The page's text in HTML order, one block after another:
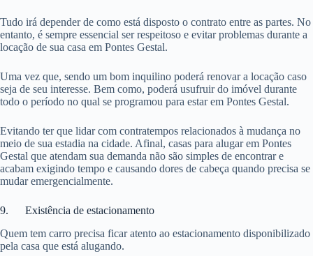
Tudo irá depender de como está disposto o contrato entre as partes. No
entanto, é sempre essencial ser respeitoso e evitar problemas durante a
locação de sua casa em Pontes Gestal.
Uma vez que, sendo um bom inquilino poderá renovar a locação caso
seja de seu interesse. Bem como, poderá usufruir do imóvel durante
todo o período no qual se programou para estar em Pontes Gestal.
Evitando ter que lidar com contratempos relacionados à mudança no
meio de sua estadia na cidade. Afinal, casas para alugar em Pontes
Gestal que atendam sua demanda não são simples de encontrar e
acabam exigindo tempo e causando dores de cabeça quando precisa se
mudar emergencialmente.
9. Existência de estacionamento
Quem tem carro precisa ficar atento ao estacionamento disponibilizado
pela casa que está alugando.